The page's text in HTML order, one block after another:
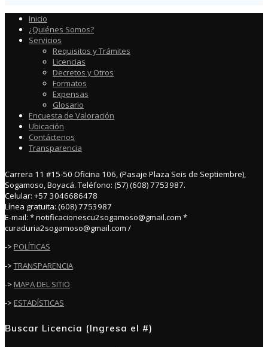
Inicio
¿Quiénes Somos?
Servicios
Requisitos y Trámites
Licencias
Decretos y Otros
Formatos
Expensas
Glosario
Encuesta de Valoración
Ubicación
Contáctenos
Transparencia
Carrera 11 #15-50 Oficina 106, (Pasaje Plaza Seis de Septiembre),
Sogamoso, Boyacá. Teléfono: (57) (608) 7753987.
Celular: +57 3046686478
Línea gratuita: (608) 7753987
E-mail: * notificacionescu2sogamoso@gmail.com *
curaduria2sogamoso@gmail.com /
-> POLÍTICAS
-> TRANSPARENCIA
-> MAPA DEL SITIO
-> ESTADÍSTICAS
Buscar Licencia (Ingresa el #)